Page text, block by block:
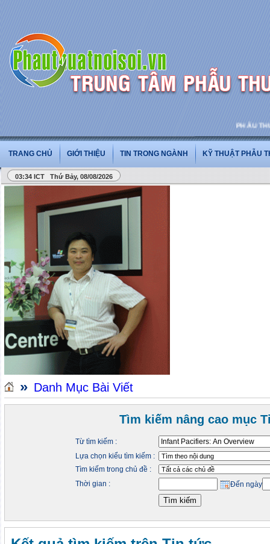
PHẪU
TRANG CHỦ GIỚI THIỆU TIN TRONG NGÀNH KỸ THUẬT PHẪU
03:34 ICT Thứ Bảy, 08/08/2026
» Danh Mục Bài Viết
Tìm kiếm nâng cao mục
Từ tìm kiếm :
Lựa chọn kiểu tìm kiếm :
Tìm kiếm trong chủ đề :
Thời gian :
Đến ngày